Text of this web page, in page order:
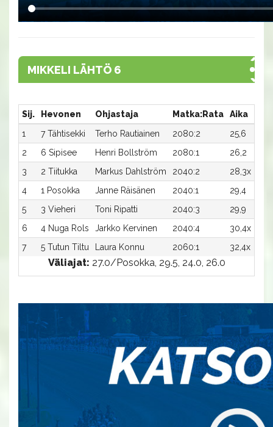
MIKKELI LÄHTÖ 6
Sij. Hevonen Ohjastaja Matka:Rata Aika
1
7 Tähtisekki Terho Rautiainen 2080:2 25,6
2
6 Sipisee Henri Bollström 2080:1 26,2
3
2 Tiitukka Markus Dahlström 2040:2 28,3x
4
1 Posokka Janne Räisänen 2040:1 29,4
5
3 Vieheri Toni Ripatti 2040:3 29,9
6
4 Nuga Rols Jarkko Kervinen 2040:4 30,4x
7
5 Tutun Tiltu Laura Konnu 2060:1 32,4x
Väliajat: 27.0/Posokka, 29.5, 24.0, 26.0